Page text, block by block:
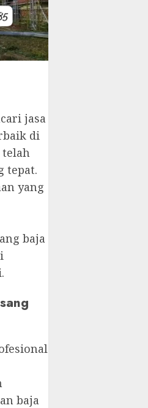
jasa
di
telah
tepat.
yang
baja
baja